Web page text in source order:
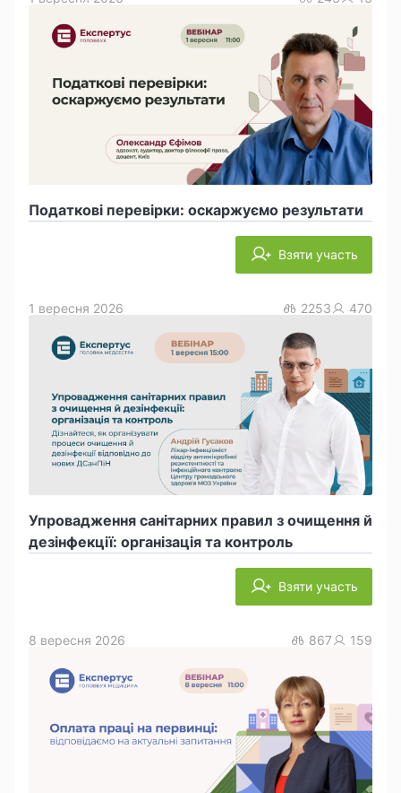
Податкові перевірки: оскаржуємо результати
Взяти участь
Упровадження санітарних правил з очищення й
дезінфекції: організація та контроль
1 вересня 2026 2253 470
Взяти участь
8 вересня 2026 867 159